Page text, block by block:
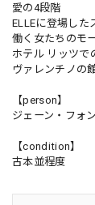
愛の4段階
ELLEに登場した
働く女たちのモ
ホテル リッツで
ヴァレンチノの
【person】
ジェーン・フォ
【condition】
古本並程度